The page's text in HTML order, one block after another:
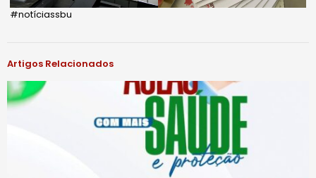
#notíciassbu
Artigos Relacionados